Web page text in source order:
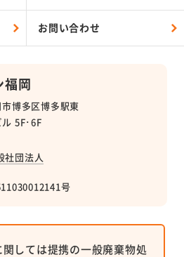
福岡
博多区博多駅東
5F･6F
社団法人
号
お問い合わせ
しては提携の一般廃棄物処